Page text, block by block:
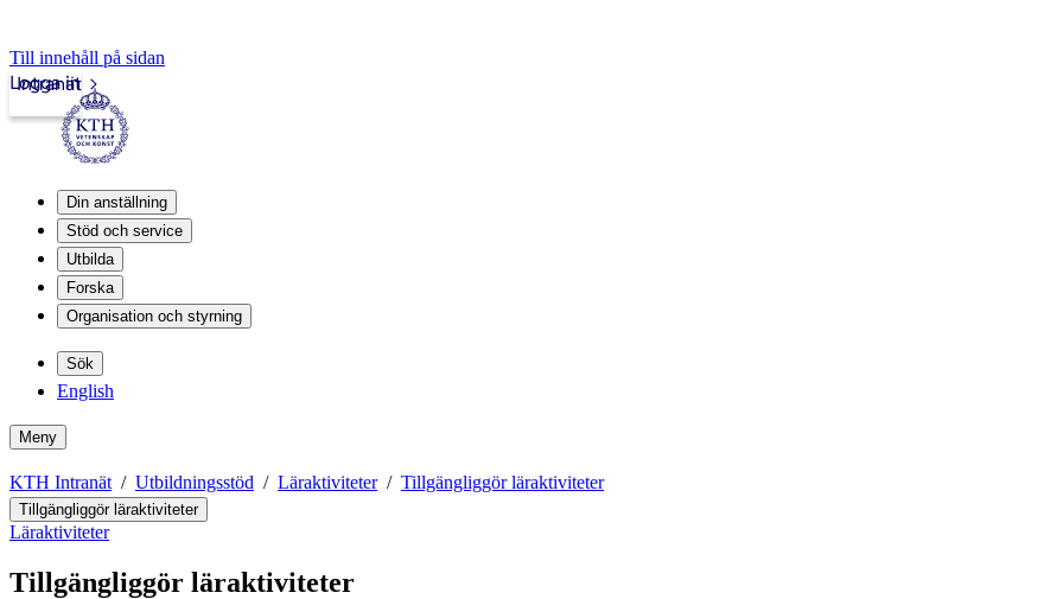
Till innehåll på sidan
Intranät
Logga in
Din anställning
Stöd och service
Utbilda
Forska
Organisation och styrning
Sök
English
Meny
KTH Intranät Utbildningsstöd Läraktiviteter Tillgängliggör läraktiviteter
Tillgängliggör läraktiviteter
Läraktiviteter
Tillgängliggör läraktiviteter